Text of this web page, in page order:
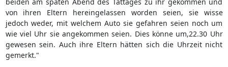
von ihren Eltern hereingelassen worden seien, sie wisse
jedoch weder, mit welchem Auto sie gefahren seien noch um
wie viel Uhr sie angekommen seien. Dies könne um,22.30 Uhr
gewesen sein. Auch ihre Eltern hätten sich die Uhrzeit nicht
gemerkt."